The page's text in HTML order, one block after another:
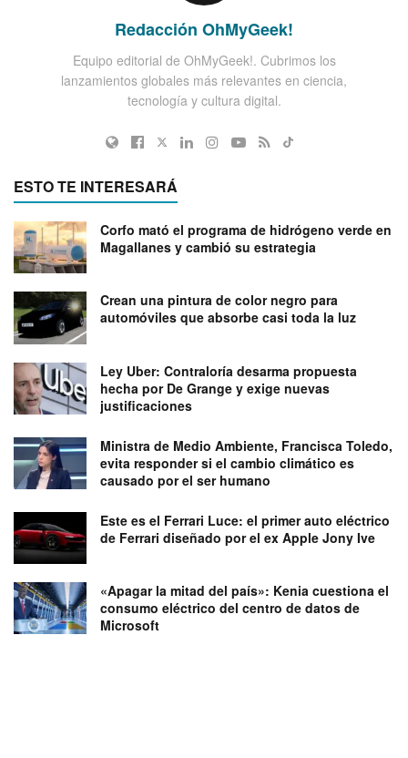
Redacción OhMyGeek!
Equipo editorial de OhMyGeek!. Cubrimos los
lanzamientos globales más relevantes en ciencia,
tecnología y cultura digital.
ESTO TE INTERESARÁ
Corfo mató el programa de hidrógeno verde en
Magallanes y cambió su estrategia
Crean una pintura de color negro para
automóviles que absorbe casi toda la luz
Ley Uber: Contraloría desarma propuesta
hecha por De Grange y exige nuevas
justificaciones
Ministra de Medio Ambiente, Francisca Toledo,
evita responder si el cambio climático es
causado por el ser humano
Este es el Ferrari Luce: el primer auto eléctrico
de Ferrari diseñado por el ex Apple Jony Ive
«Apagar la mitad del país»: Kenia cuestiona el
consumo eléctrico del centro de datos de
Microsoft